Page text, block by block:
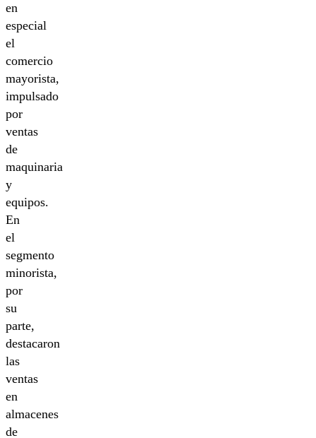
en
especial
el
comercio
mayorista,
impulsado
por
ventas
de
maquinaria
y
equipos.
En
el
segmento
minorista,
por
su
parte,
destacaron
las
ventas
en
almacenes
de